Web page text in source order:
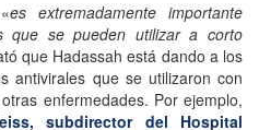
es extremadamente importante
que se pueden utilizar a corto
que Hadassah está dando a los
antivirales que se utilizaron con
enfermedades. Por ejemplo,
subdirector del Hospital